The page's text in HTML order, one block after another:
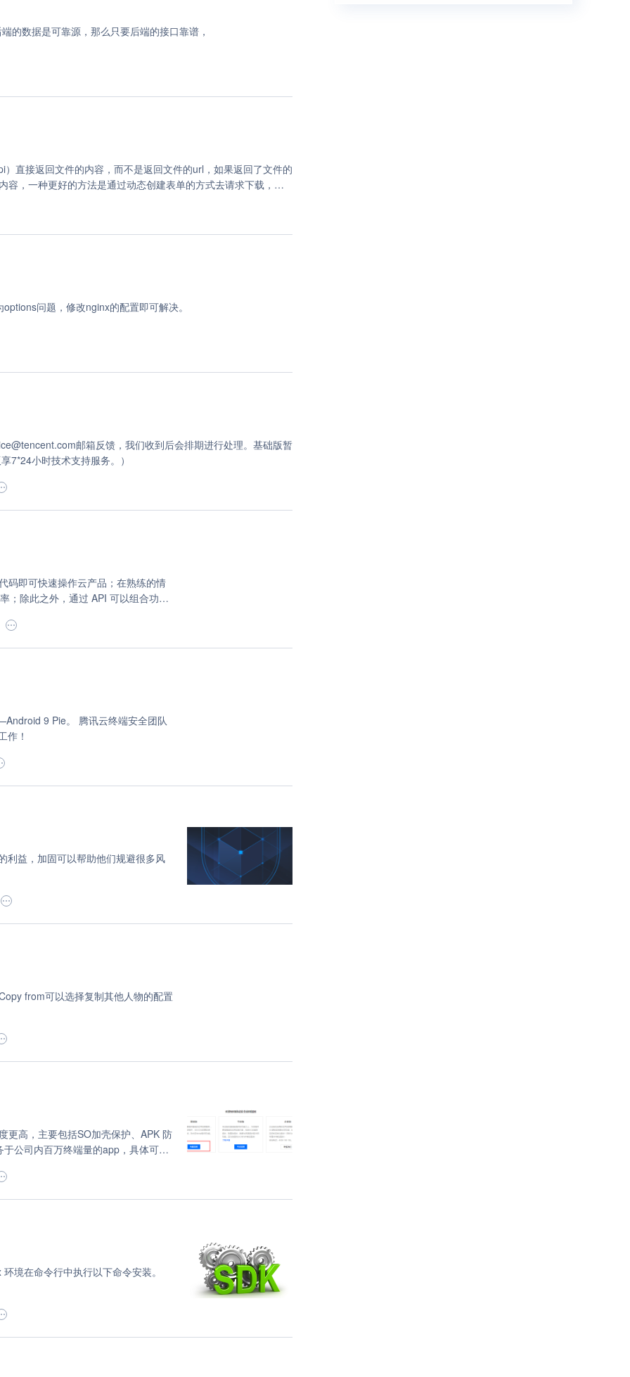
的数据是可靠源，那么只要后端的接口靠谱，
直接返回文件的内容，而不是返回文件的url，如果返回了文件的
，一种更好的方法是通过动态创建表单的方式去请求下载，请
问题，修改nginx的配置即可解决。
邮箱反馈，我们收到后会排期进行处理。基础版暂
解。 （应用加固企业版享7*24小时技术支持服务。）
码即可快速操作云产品；在熟练的情
；除此之外，通过 API 可以组合功
9 Pie。 腾讯云终端安全团队
作！
利益，加固可以帮助他们规避很多风
from可以选择复制其他人物的配置
更高，主要包括SO加壳保护、APK 防
公司内百万终端量的app，具体可以
境在命令行中执行以下命令安装。